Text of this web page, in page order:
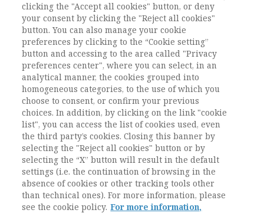
la nostra vicepresidente Paola Borgna e Tiziana
Nazio. È molto importante che l’AIS offra il suo
contributo, per questo vi invito a sostenere le loro
candidature. ...
1 2 3 Successivo
clicking the "Accept all cookies" button, or deny
your consent by clicking the "Reject all cookies"
button. You can also manage your cookie
preferences by clicking to the “Cookie setting”
button and accessing to the area called "Privacy
preferences center", where you can select, in an
analytical manner, the cookies grouped into
homogeneous categories, to the use of which you
choose to consent, or confirm your previous
choices. In addition, by clicking on the link "cookie
list", you can access the list of cookies used, even
the third party’s cookies. Closing this banner by
selecting the "Reject all cookies" button or by
selecting the “X” button will result in the default
settings (i.e. the continuation of browsing in the
absence of cookies or other tracking tools other
than technical ones). For more information, please
see the cookie policy. For more information,